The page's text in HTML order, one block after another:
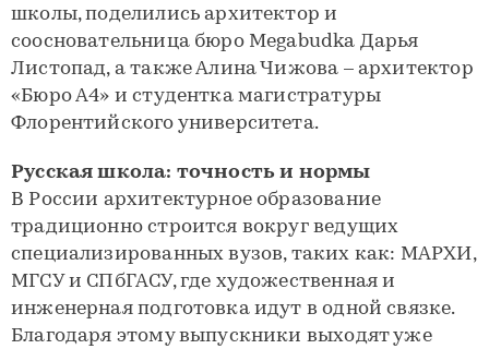
школы, поделились архитектор и
соосновательница бюро Megabudka Дарья
Листопад, а также Алина Чижова – архитектор
«Бюро А4» и студентка магистратуры
Флорентийского университета.
Русская школа: точность и нормы
В России архитектурное образование
традиционно строится вокруг ведущих
специализированных вузов, таких как: МАРХИ,
МГСУ и СПбГАСУ, где художественная и
инженерная подготовка идут в одной связке.
Благодаря этому выпускники выходят уже